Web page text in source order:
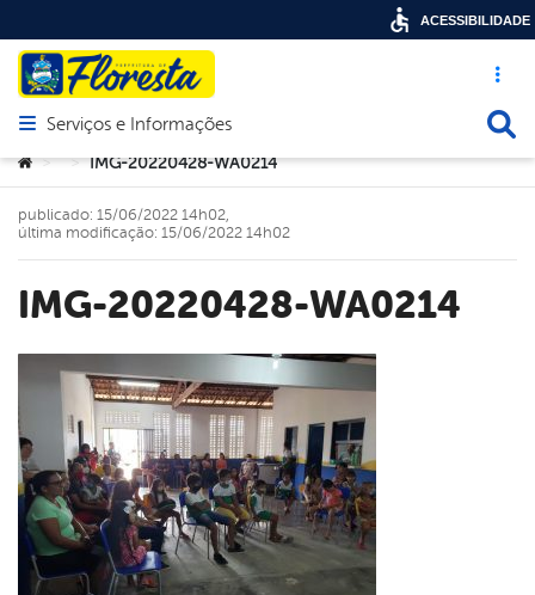
Acesso
Abrir menu principal de navegação
Serviços e Informações
Você está aqui:
> > IMG-20220428-WA0214
IMG-20220428-WA0214
publicado: 15/06/2022 14h02,
última modificação: 15/06/2022 14h02
ACESSIBILIDADE